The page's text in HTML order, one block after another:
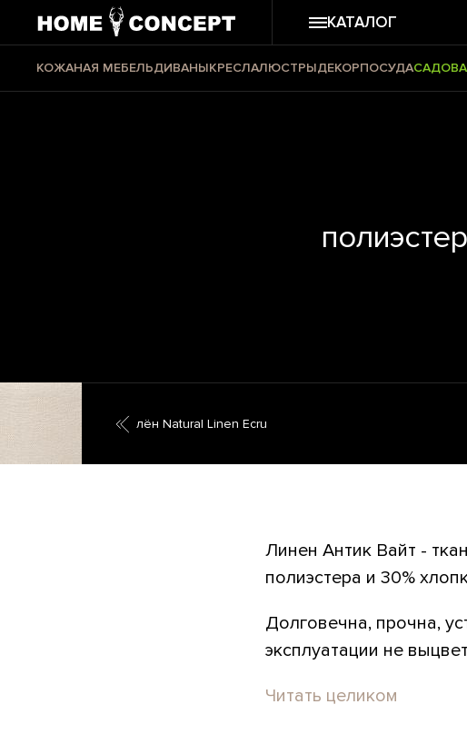
КАТАЛОГ
КОЖАНАЯ МЕБЕЛЬДИВАНЫКРЕСЛАЛЮСТРЫДЕКОРПОСУДА
лён Natural Linen Ecru
Линен Антик Вайт -
полиэстера и 30%
Долговечна, прочна,
эксплуатации не
Читать целиком